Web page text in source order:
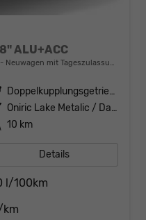
ALU+ACC
Neuwagen mit Tageszulassung
Doppelkupplungsgetriebe (DSG)
Oniric Lake Metalic / Dach: Midnight Schwarz Metallic
10 km
Details
l/100km
km